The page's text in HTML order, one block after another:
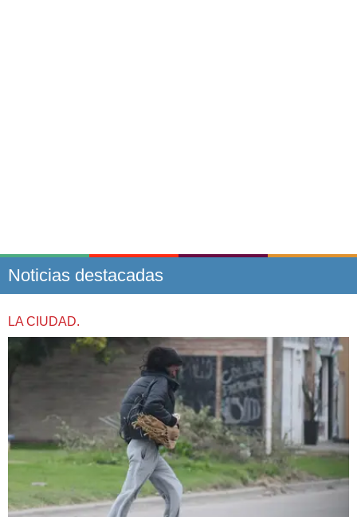
Noticias destacadas
LA CIUDAD.